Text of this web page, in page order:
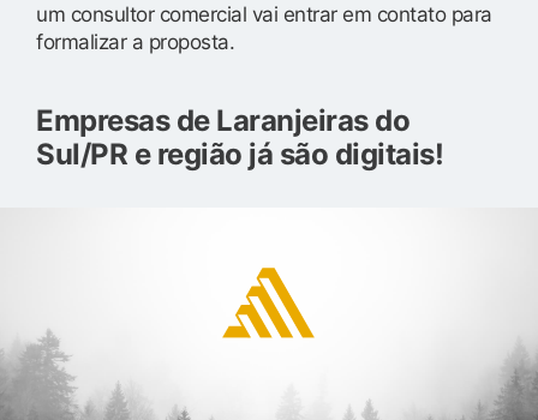
um consultor comercial vai entrar em contato para
formalizar a proposta.
Empresas de Laranjeiras do
Sul/PR e região já são digitais!